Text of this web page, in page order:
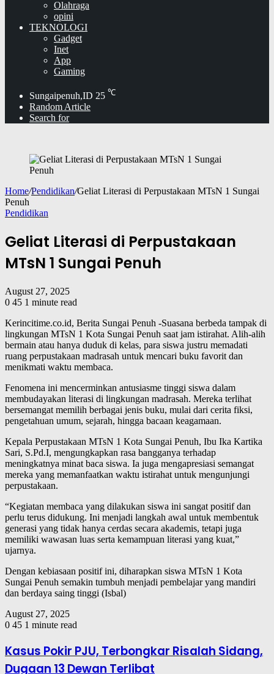
Olahraga
opini
TEKNOLOGI
Gadget
Inet
App
Gaming
Sungaipenuh,ID 25 ℃
Random Article
Search for
Home/Pendidikan/Geliat Literasi di Perpustakaan MTsN 1 Sungai
Penuh
Pendidikan
Geliat Literasi di Perpustakaan
MTsN 1 Sungai Penuh
August 27, 2025
0 45 1 minute read
Kerincitime.co.id, Berita Sungai Penuh -Suasana berbeda tampak di
lingkungan MTsN 1 Kota Sungai Penuh saat jam istirahat. Alih-alih
bermain atau hanya duduk di kelas, para siswa justru memadati
ruang perpustakaan madrasah untuk mencari buku favorit dan
menikmati waktu membaca.
Fenomena ini mencerminkan antusiasme tinggi siswa dalam
membudayakan literasi di lingkungan madrasah. Mereka terlihat
bersemangat memilih berbagai jenis buku, mulai dari cerita fiksi,
pengetahuan umum, sejarah, hingga bacaan keagamaan.
Kepala Perpustakaan MTsN 1 Kota Sungai Penuh, Ibu Ika Kartika
Sari, S.Pd.I, mengungkapkan rasa bangganya terhadap
meningkatnya minat baca siswa. Ia juga mengapresiasi semangat
mereka yang memanfaatkan waktu istirahat untuk mengunjungi
perpustakaan.
“Kegiatan membaca yang dilakukan siswa ini sangat positif dan
perlu terus didukung. Ini menjadi langkah awal untuk membentuk
generasi yang tidak hanya cerdas secara akademis, tetapi juga
memiliki wawasan luas serta kemampuan literasi yang kuat,”
ujarnya.
Dengan kebiasaan positif ini, diharapkan siswa MTsN 1 Kota
Sungai Penuh semakin tumbuh menjadi pembelajar yang mandiri
dan berdaya saing tinggi (Isbal)
August 27, 2025
0 45 1 minute read
Kasus Pokir PJU, Terbongkar Risalah Sidang,
Dugaan 13 Dewan Terlibat